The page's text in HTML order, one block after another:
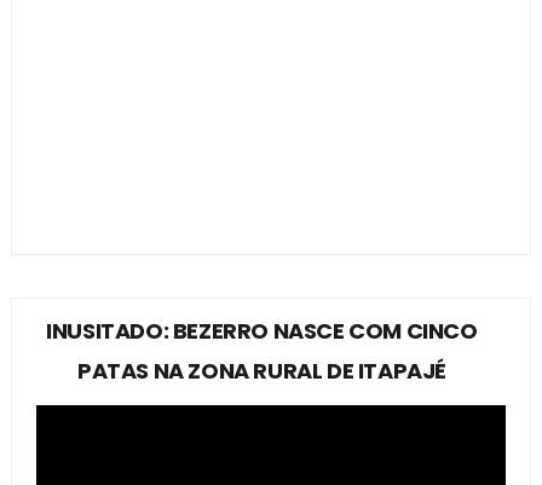
INUSITADO: BEZERRO NASCE COM CINCO
PATAS NA ZONA RURAL DE ITAPAJÉ